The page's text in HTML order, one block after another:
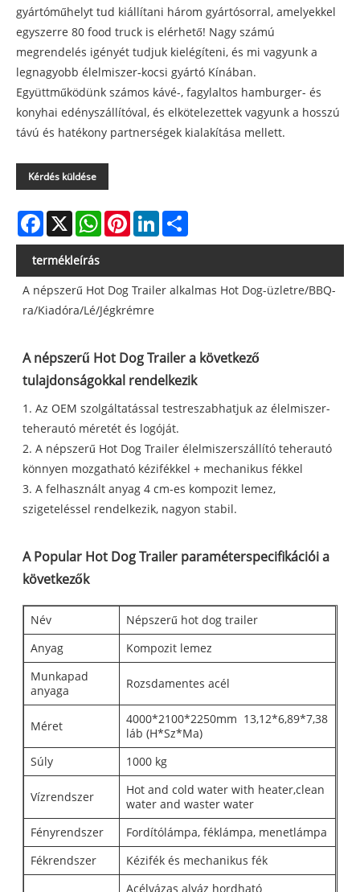
gyártóműhelyt tud kiállítani három gyártósorral, amelyekkel
egyszerre 80 food truck is elérhető! Nagy számú
megrendelés igényét tudjuk kielégíteni, és mi vagyunk a
legnagyobb élelmiszer-kocsi gyártó Kínában.
Együttműködünk számos kávé-, fagylaltos hamburger- és
konyhai edényszállítóval, és elkötelezettek vagyunk a hosszú
távú és hatékony partnerségek kialakítása mellett.
Kérdés küldése
Facebook
X WhatsAppPinterestLinkedIn
termékleírás
A népszerű Hot Dog Trailer alkalmas Hot Dog-üzletre/BBQ-
ra/Kiadóra/Lé/Jégkrémre
A népszerű Hot Dog Trailer a következő
tulajdonságokkal rendelkezik
1. Az OEM szolgáltatással testreszabhatjuk az élelmiszer-
teherautó méretét és logóját.
2. A népszerű Hot Dog Trailer élelmiszerszállító teherautó
könnyen mozgatható kézifékkel + mechanikus fékkel
3. A felhasznált anyag 4 cm-es kompozit lemez,
szigeteléssel rendelkezik, nagyon stabil.
A Popular Hot Dog Trailer paraméterspecifikációi a
következők
Név
Népszerű hot dog trailer
Anyag
Kompozit lemez
Munkapad
anyaga
Rozsdamentes acél
Méret
4000*2100*2250mm 13,12*6,89*7,38
láb (H*Sz*Ma)
Súly
1000 kg
Vízrendszer
Hot and cold water with heater,clean
water and waster water
Fényrendszer
Fordítólámpa, féklámpa, menetlámpa
Fékrendszer
Kézifék és mechanikus fék
Acélvázas alváz hordható